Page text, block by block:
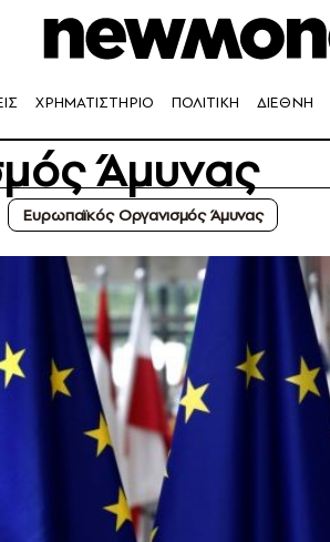
ΧΡΗΜΑΤΙΣΤΗΡΙΟ ΠΟΛΙΤΙΚΗ ΔΙΕΘΝΗ
Άμυνας
Ευρωπαϊκός Οργανισμός Άμυνας